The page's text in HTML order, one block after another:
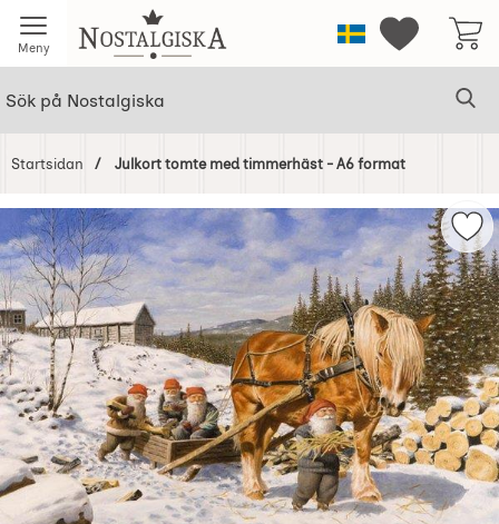
Meny Startsidan för NostalgiskaSverigeMina
Startsidan Julkort tomte med timmerhäst - A6 format
Hoppa
över
Bilder